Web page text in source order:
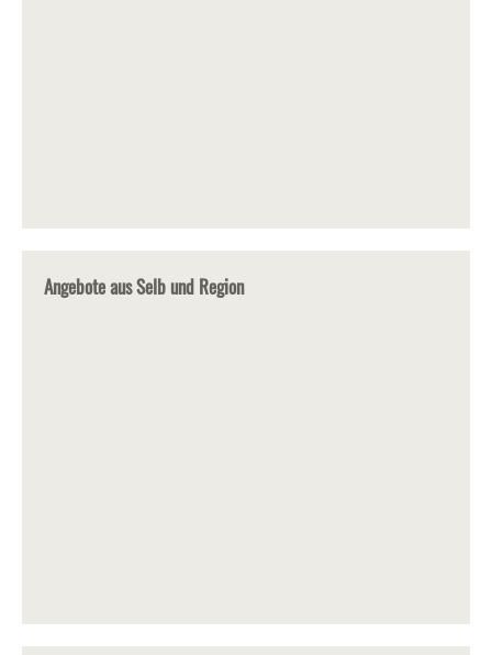
Angebote aus Selb und Region